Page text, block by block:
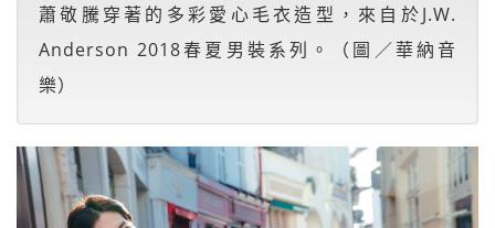
蕭敬騰穿著的多彩愛心毛衣造型，來自於J.W.
Anderson 2018春夏男裝系列。（圖／華納音
樂）